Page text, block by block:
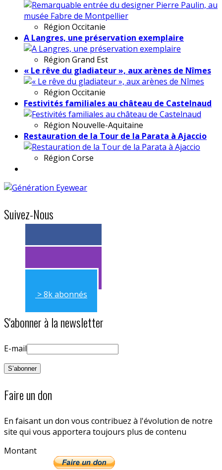
Région Occitanie
A Langres, une préservation exemplaire
Région Grand Est
« Le rêve du gladiateur », aux arènes de Nîmes
Région Occitanie
Festivités familiales au château de Castelnaud
Région Nouvelle-Aquitaine
Restauration de la Tour de la Parata à Ajaccio
Région Corse
Suivez-Nous
> 11k abonnés
> 11k abonnés
> 8k abonnés
S'abonner à la newsletter
E-mail
Faire un don
En faisant un don vous contribuez à l'évolution de notre
site qui vous apportera toujours plus de contenu
Montant